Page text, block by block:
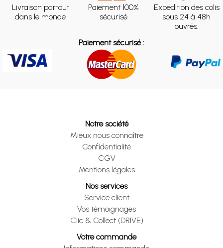
Livraison partout
dans le monde
Paiement 100%
sécurisé
Expédition des colis
sous 24 à 48h
ouvrés.
Paiement sécurisé :
Notre société
Mieux nous connaître
Confidentialité
CGV
Mentions légales
Nos services
Service client
Vos témoignages
Clic & Collect (DRIVE)
Votre commande